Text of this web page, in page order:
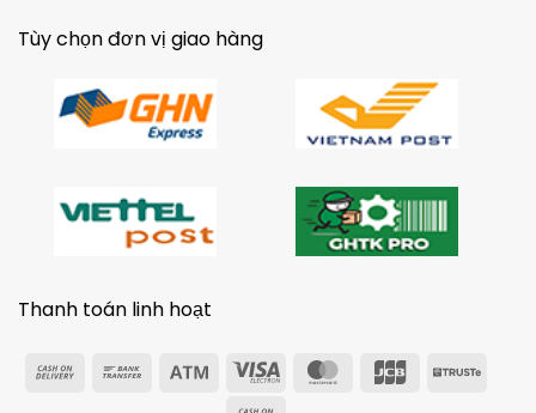
Tùy chọn đơn vị giao hàng
Thanh toán linh hoạt
Cash
Bank
Atm
Visa
MasterCard
JCB